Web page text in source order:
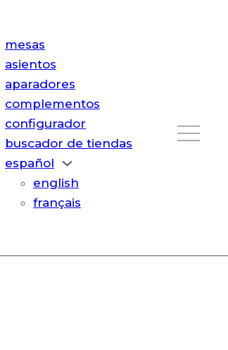
mesas
asientos
aparadores
complementos
configurador
buscador de tiendas
español
english
français